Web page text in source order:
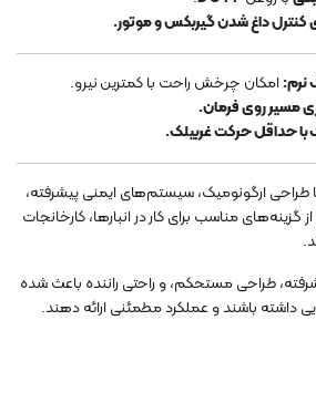
کنترل داغ شدن گیربکس و موتور.
نرم:امکان چرخش راحت با کمترین نیرو.
مسیر روی فرمان.
حداقل حرکت غربیلک.
طراحی ارگونومیک، سیستم‌های ایمنی پیشرفته،
مناسب برای کار در انبارها، کارخانجات
طراحی مستحکم، و راحتی راننده باعث شده
داشته باشند و عملکرد مطمئنی ارائه دهند.